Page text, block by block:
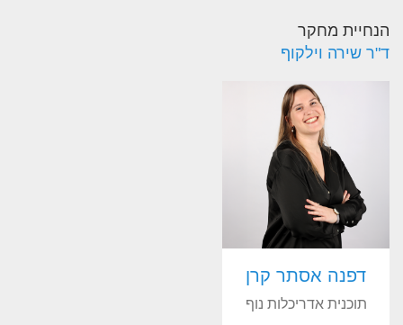
הנחיית מחקר
ד"ר שירה וילקוף
דפנה אסתר קרן
תוכנית אדריכלות נוף